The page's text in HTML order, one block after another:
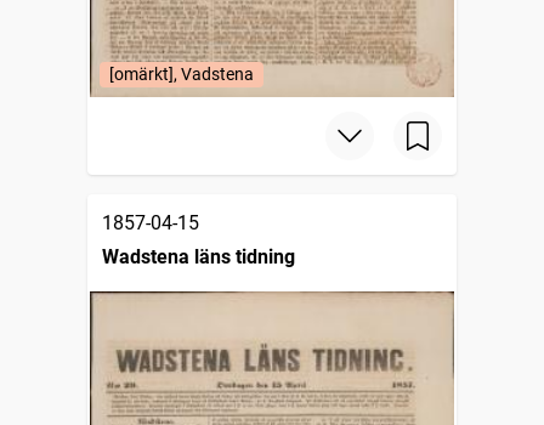
[omärkt], Vadstena
1857-04-15
Wadstena läns tidning